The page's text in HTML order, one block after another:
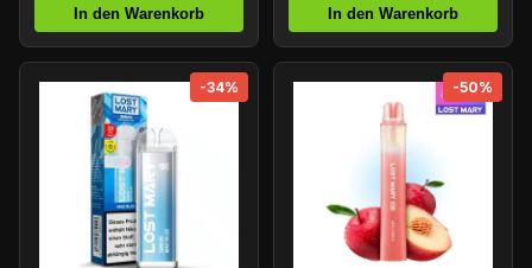
In den Warenkorb In den Warenkorb
-34% -50%